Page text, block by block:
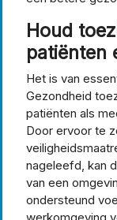
Houd
patiënten
Het is van
Gezondheid
patiënten als
Door ervoor te
nageleefd, kan
van een
ondersteund
werkomgeving